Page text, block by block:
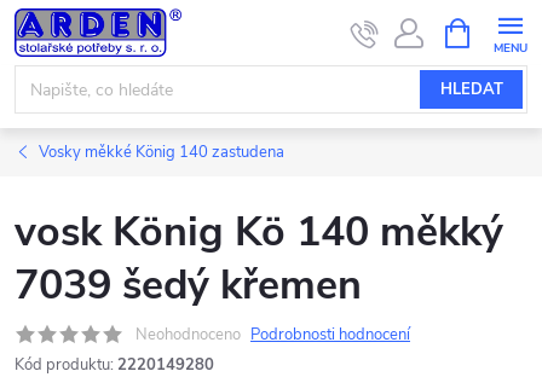
Přejít
na
obsah
HLEDAT
NÁKUPNÍ
KOŠÍK
Vosky měkké König 140 zastudena
vosk König Kö 140 měkký
7039 šedý křemen
Neohodnoceno Podrobnosti hodnocení
Kód produktu: 2220149280